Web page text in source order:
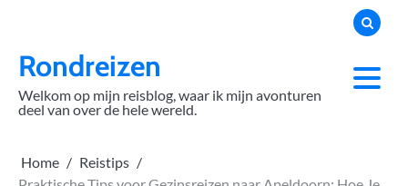
contentRondreizen
Welkom op mijn reisblog, waar ik mijn avonturen
deel van over de hele wereld.
Home
Reistips